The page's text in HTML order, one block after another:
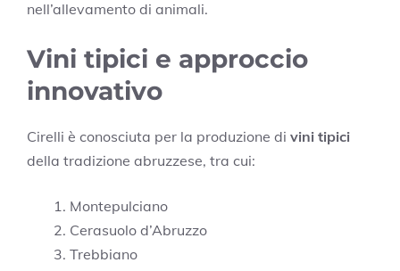
nell’allevamento di animali.
Vini tipici e approccio
innovativo
Cirelli è conosciuta per la produzione di vini tipici
della tradizione abruzzese, tra cui:
Montepulciano
Cerasuolo d’Abruzzo
Trebbiano